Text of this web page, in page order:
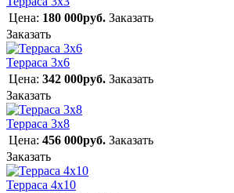
Цена: 180 000руб. Заказать
Заказать
Терраса 3х6
Цена: 342 000руб. Заказать
Заказать
Терраса 3х8
Цена: 456 000руб. Заказать
Заказать
Терраса 4х10